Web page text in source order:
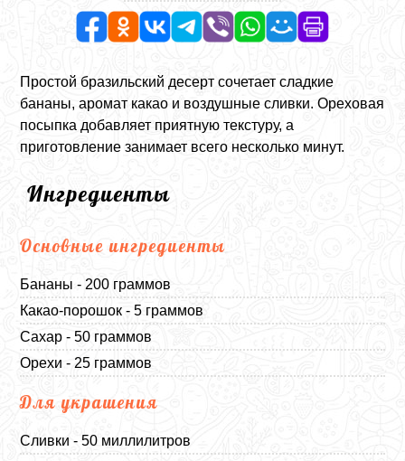
Простой бразильский десерт сочетает сладкие
бананы, аромат какао и воздушные сливки. Ореховая
посыпка добавляет приятную текстуру, а
приготовление занимает всего несколько минут.
Ингредиенты
Основные ингредиенты
Бананы - 200 граммов
Какао-порошок - 5 граммов
Сахар - 50 граммов
Орехи - 25 граммов
Для украшения
Сливки - 50 миллилитров